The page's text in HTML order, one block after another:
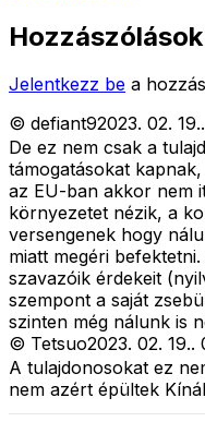
Hozzászólások
Jelentkezz be a
© defiant92023. 02. 19..
De ez nem csak a
támogatásokat
az EU-ban akkor nem
környezetet nézik, a
versengenek hogy
miatt megéri
szavazóik érdekeit
szempont a saját
szinten még nálunk is
© Tetsuo2023. 02. 19..
A tulajdonosokat ez
nem azért épültek